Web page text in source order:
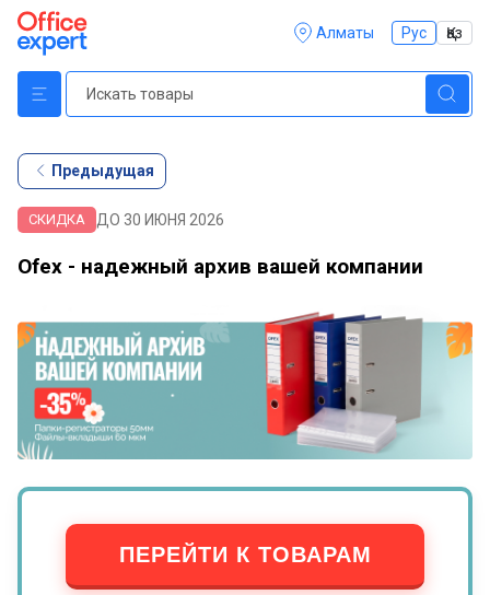
Алматы Рус Қаз
Предыдущая
СКИДКА ДО 30 ИЮНЯ 2026
Ofex - надежный архив вашей компании
ПЕРЕЙТИ К ТОВАРАМ